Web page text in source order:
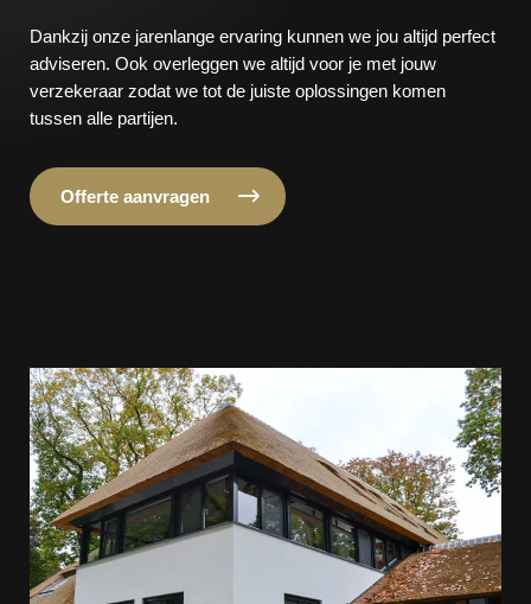
Dankzij onze jarenlange ervaring kunnen we jou altijd perfect
adviseren. Ook overleggen we altijd voor je met jouw
verzekeraar zodat we tot de juiste oplossingen komen
tussen alle partijen.
Offerte aanvragen